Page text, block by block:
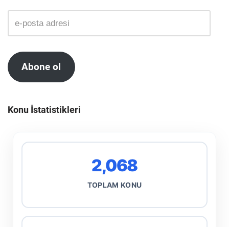
Abone ol
Konu İstatistikleri
2,068
TOPLAM KONU